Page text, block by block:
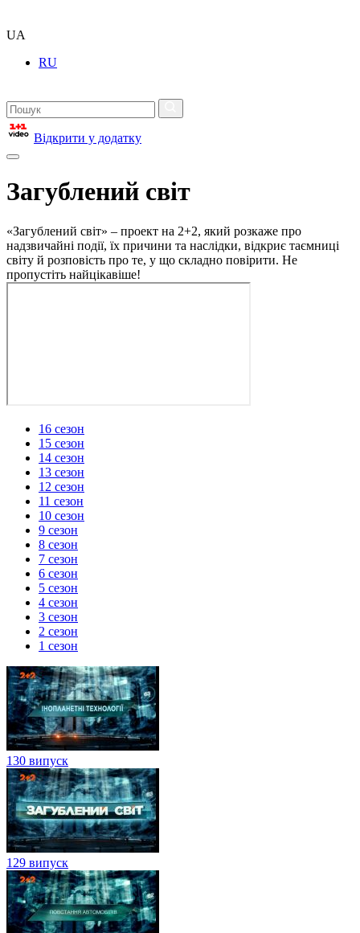
UA
RU
Відкрити у додатку
Загублений світ
«Загублений світ» – проект на 2+2, який розкаже про
надзвичайні події, їх причини та наслідки, відкриє таємниці
світу й розповість про те, у що складно повірити. Не
пропустіть найцікавіше!
16 сезон
15 сезон
14 сезон
13 сезон
12 сезон
11 сезон
10 сезон
9 сезон
8 сезон
7 сезон
6 сезон
5 сезон
4 сезон
3 сезон
2 сезон
1 сезон
130 випуск
129 випуск